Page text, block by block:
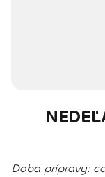
Doba prípravy: